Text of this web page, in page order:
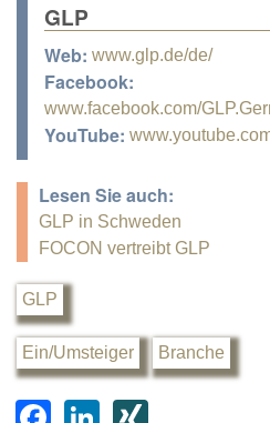
GLP
Web: www.glp.de/de/
Facebook:
www.facebook.com/
YouTube:
Lesen Sie auch:
GLP in Schweden
FOCON vertreibt GLP
GLP
Ein/Umsteiger Branche
F
Li